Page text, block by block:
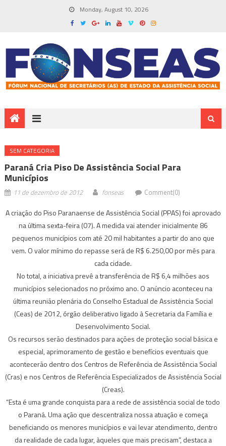
Monday, August 10, 2026
SEM CATEGORIA
Paraná Cria Piso De Assistência Social Para
Municípios
11 de dezembro de 2012 fonseas Comment(0)
A criação do Piso Paranaense de Assistência Social (PPAS) foi aprovado
na última sexta-feira (07). A medida vai atender inicialmente 86
pequenos municípios com até 20 mil habitantes a partir do ano que
vem. O valor mínimo do repasse será de R$ 6.250,00 por mês para
cada cidade.
No total, a iniciativa prevê a transferência de R$ 6,4 milhões aos
municípios selecionados no próximo ano. O anúncio aconteceu na
última reunião plenária do Conselho Estadual de Assistência Social
(Ceas) de 2012, órgão deliberativo ligado à Secretaria da Família e
Desenvolvimento Social.
Os recursos serão destinados para ações de proteção social básica e
especial, aprimoramento de gestão e benefícios eventuais que
acontecerão dentro dos Centros de Referência de Assistência Social
(Cras) e nos Centros de Referência Especializados de Assistência Social
(Creas).
“Esta é uma grande conquista para a rede de assistência social de todo
o Paraná. Uma ação que descentraliza nossa atuação e começa
beneficiando os menores municípios e vai levar atendimento, dentro
da realidade de cada lugar, àqueles que mais precisam”, destaca a